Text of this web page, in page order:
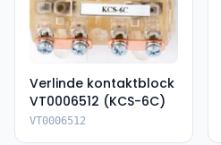
Verlinde kontaktblock
VT0006512 (KCS-6C)
VT0006512